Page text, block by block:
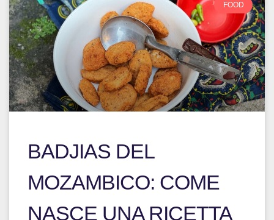
FOOD
BADJIAS DEL
MOZAMBICO: COME
NASCE UNA RICETTA